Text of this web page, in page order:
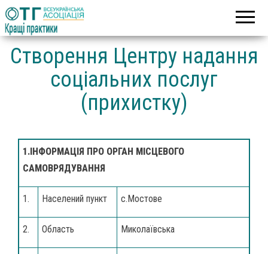
громад
Створення Центру надання
соціальних послуг
(прихистку)
1.ІНФОРМАЦІЯ ПРО ОРГАН МІСЦЕВОГО
САМОВРЯДУВАННЯ
1. Населений пункт с.Мостове
2. Область Миколаївська